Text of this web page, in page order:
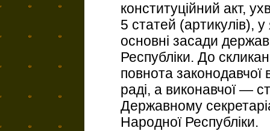
конституційний акт,
5 статей (артикулів),
основні засади
Республіки. До
повнота
раді, а виконавчої —
Державному
Народної Республіки.